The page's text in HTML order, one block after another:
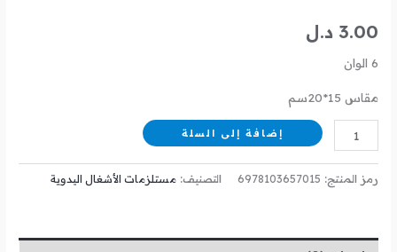
3.00 د.ل
6 الوان
مقاس 15*20سم
إضافة إلى السلة
رمز المنتج: 6978103657015 التصنيف:مستلزمات الأشغال اليدوية